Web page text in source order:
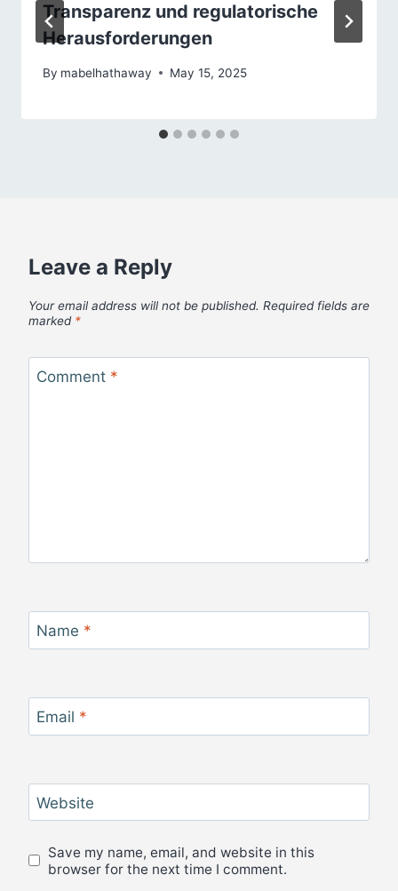
Transparenz und regulatorische
Herausforderungen
By mabelhathaway May 15, 2025
Leave a Reply
Your email address will not be published. Required fields are
marked *
Comment *
Name *
Email *
Website
Save my name, email, and website in this
browser for the next time I comment.